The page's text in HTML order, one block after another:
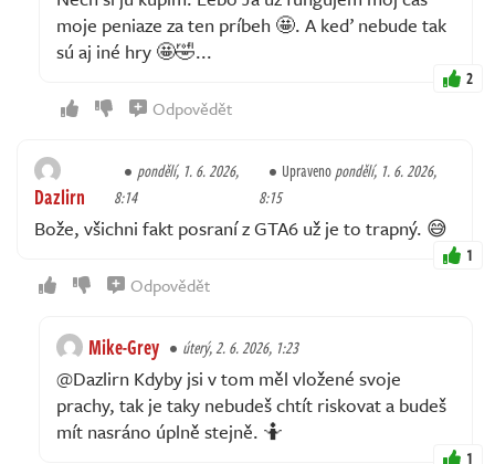
moje peniaze za ten príbeh 🤩. A keď nebude tak
sú aj iné hry 🤩🤣...
2
Odpovědět
Dazlirn
pondělí, 1. 6. 2026,
8:14
Upravenopondělí, 1. 6. 2026,
8:15
Bože, všichni fakt posraní z GTA6 už je to trapný. 😅
1
Odpovědět
Mike-Grey úterý, 2. 6. 2026, 1:23
@Dazlirn Kdyby jsi v tom měl vložené svoje
prachy, tak je taky nebudeš chtít riskovat a budeš
mít nasráno úplně stejně. 🤷
1